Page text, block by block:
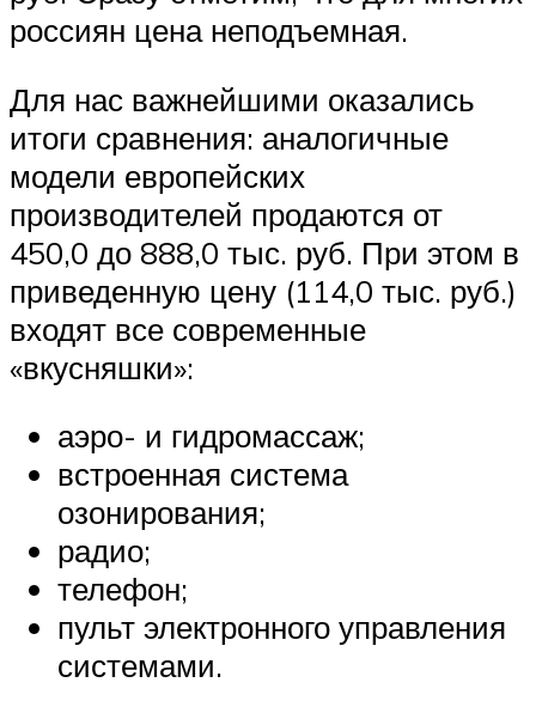
россиян цена неподъемная.
Для нас важнейшими оказались
итоги сравнения: аналогичные
модели европейских
производителей продаются от
450,0 до 888,0 тыс. руб. При этом в
приведенную цену (114,0 тыс. руб.)
входят все современные
«вкусняшки»:
аэро- и гидромассаж;
встроенная система
озонирования;
радио;
телефон;
пульт электронного управления
системами.